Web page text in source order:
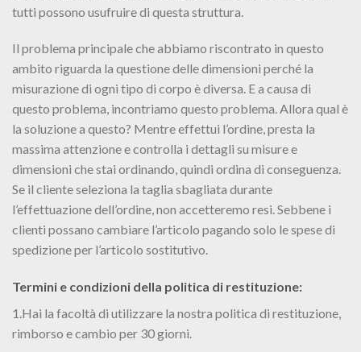
tutti possono usufruire di questa struttura.
Il problema principale che abbiamo riscontrato in questo
ambito riguarda la questione delle dimensioni perché la
misurazione di ogni tipo di corpo è diversa. E a causa di
questo problema, incontriamo questo problema. Allora qual è
la soluzione a questo? Mentre effettui l’ordine, presta la
massima attenzione e controlla i dettagli su misure e
dimensioni che stai ordinando, quindi ordina di conseguenza.
Se il cliente seleziona la taglia sbagliata durante
l’effettuazione dell’ordine, non accetteremo resi. Sebbene i
clienti possano cambiare l’articolo pagando solo le spese di
spedizione per l’articolo sostitutivo.
Termini e condizioni della politica di restituzione:
1.Hai la facoltà di utilizzare la nostra politica di restituzione,
rimborso e cambio per 30 giorni.